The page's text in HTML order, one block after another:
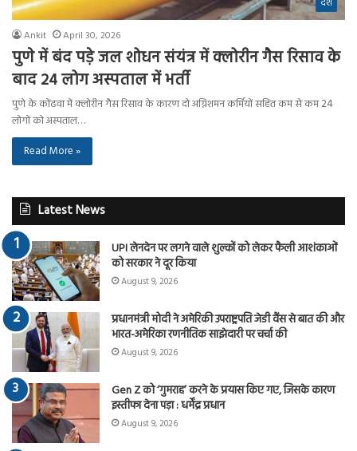
Ankit April 30, 2026
पुणे में बंद पड़े जल शोधन संयंत्र में क्लोरीन गैस रिसाव के
बाद 24 लोग अस्पताल में भर्ती
पुणे के कोंढवा में क्लोरीन गैस रिसाव के कारण दो अग्निशमन कर्मियों सहित कम से कम 24
लोगों को अस्पताल…
Read More »
Latest News
UPI लेनदेन पर लगने वाले शुल्कों को लेकर फैली आशंकाओं
को सरकार ने दूर किया
August 9, 2026
प्रधानमंत्री मोदी ने अमेरिकी उपराष्ट्रपति जेडी वैंस से बात की और
भारत-अमेरिका रणनीतिक साझेदारी पर चर्चा की
August 9, 2026
Gen Z को ‘गुमराह’ करने के प्रयास किए गए, जिसके कारण
इस्तीफा देना पड़ा : धर्मेंद्र प्रधान
August 9, 2026